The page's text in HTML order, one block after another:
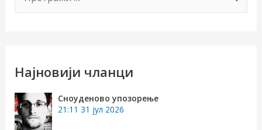
р
р
г
а
Најновији чланци
Сноуденово упозорење
21:11 31 јул 2026